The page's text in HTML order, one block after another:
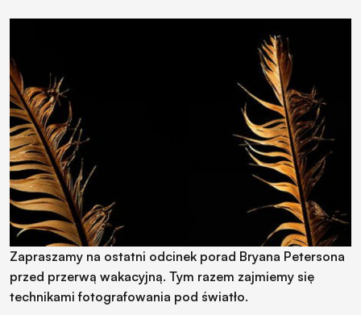
Zapraszamy na ostatni odcinek porad Bryana Petersona
przed przerwą wakacyjną. Tym razem zajmiemy się
technikami fotografowania pod światło.